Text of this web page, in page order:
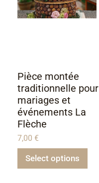
Pièce montée
traditionnelle pour
mariages et
événements La
Flèche
7,00 €
Select options